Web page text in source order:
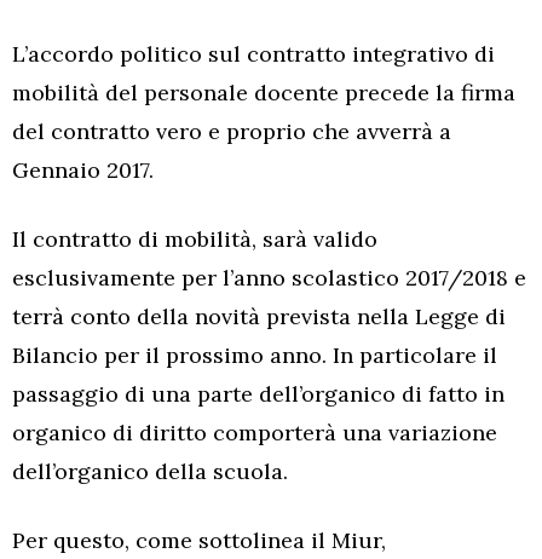
L’accordo politico sul contratto integrativo di
mobilità del personale docente precede la firma
del contratto vero e proprio che avverrà a
Gennaio 2017.
Il contratto di mobilità, sarà valido
esclusivamente per l’anno scolastico 2017/2018 e
terrà conto della novità prevista nella Legge di
Bilancio per il prossimo anno. In particolare il
passaggio di una parte dell’organico di fatto in
organico di diritto comporterà una variazione
dell’organico della scuola.
Per questo, come sottolinea il Miur,